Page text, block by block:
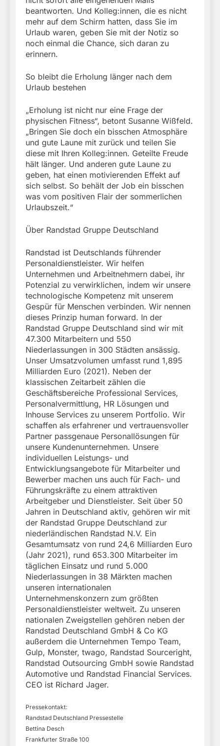
beantworten. Und Kolleg:innen, die es nicht
mehr auf dem Schirm hatten, dass Sie im
Urlaub waren, geben Sie mit der Notiz so
noch einmal die Chance, sich daran zu
erinnern.
So bleibt die Erholung länger nach dem
Urlaub bestehen
„Erholung ist nicht nur eine Frage der
physischen Fitness“, betont Susanne Wißfeld.
„Bringen Sie doch ein bisschen Atmosphäre
und gute Laune mit zurück und teilen Sie
diese mit Ihren Kolleg:innen. Geteilte Freude
hält länger. Und anderen gute Laune zu
geben, hat einen motivierenden Effekt auf
sich selbst. So behält der Job ein bisschen
was vom positiven Flair der sommerlichen
Urlaubszeit.“
Über Randstad Gruppe Deutschland
Randstad ist Deutschlands führender
Personaldienstleister. Wir helfen
Unternehmen und Arbeitnehmern dabei, ihr
Potenzial zu verwirklichen, indem wir unsere
technologische Kompetenz mit unserem
Gespür für Menschen verbinden. Wir nennen
dieses Prinzip human forward. In der
Randstad Gruppe Deutschland sind wir mit
47.300 Mitarbeitern und 550
Niederlassungen in 300 Städten ansässig.
Unser Umsatzvolumen umfasst rund 1,895
Milliarden Euro (2021). Neben der
klassischen Zeitarbeit zählen die
Geschäftsbereiche Professional Services,
Personalvermittlung, HR Lösungen und
Inhouse Services zu unserem Portfolio. Wir
schaffen als erfahrener und vertrauensvoller
Partner passgenaue Personallösungen für
unsere Kundenunternehmen. Unsere
individuellen Leistungs- und
Entwicklungsangebote für Mitarbeiter und
Bewerber machen uns auch für Fach- und
Führungskräfte zu einem attraktiven
Arbeitgeber und Dienstleister. Seit über 50
Jahren in Deutschland aktiv, gehören wir mit
der Randstad Gruppe Deutschland zur
niederländischen Randstad N.V. Ein
Gesamtumsatz von rund 24,6 Milliarden Euro
(Jahr 2021), rund 653.300 Mitarbeiter im
täglichen Einsatz und rund 5.000
Niederlassungen in 38 Märkten machen
unseren internationalen
Unternehmenskonzern zum größten
Personaldienstleister weltweit. Zu unseren
nationalen Zweigstellen gehören neben der
Randstad Deutschland GmbH & Co KG
außerdem die Unternehmen Tempo Team,
Gulp, Monster, twago, Randstad Sourceright,
Randstad Outsourcing GmbH sowie Randstad
Automotive und Randstad Financial Services.
CEO ist Richard Jager.
Pressekontakt:
Randstad Deutschland Pressestelle
Bettina Desch
Frankfurter Straße 100